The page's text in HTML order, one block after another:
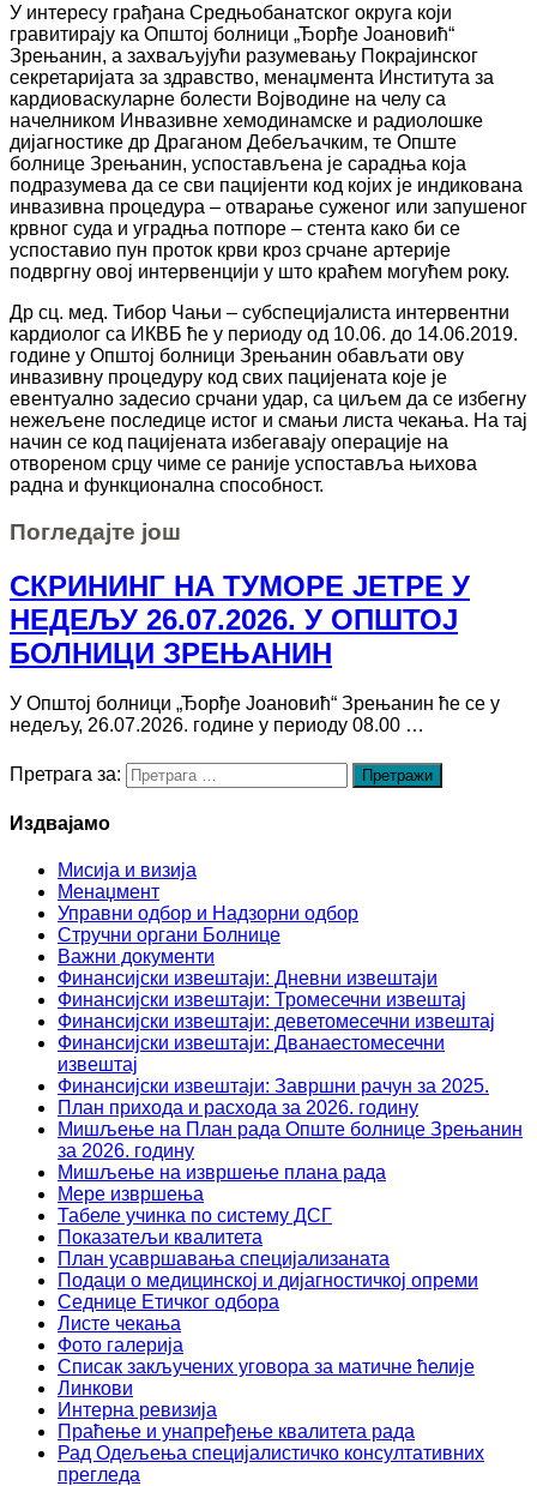
У интересу грађана Средњобанатског округа који
гравитирају ка Општoј болници „Ђорђе Јоановић“
Зрењанин, а захваљујући разумевању Покрајинског
секретаријата за здравство, менаџмента Института за
кардиоваскуларне болести Војводине на челу са
начелником Инвазивне хемодинамске и радиолошке
дијагностике др Драганом Дебељачким, те Опште
болнице Зрењанин, успостављена је сарадња која
подразумева да се сви пацијенти код којих је индикована
инвазивна процедура – отварање суженог или запушеног
крвног суда и уградња потпоре – стента како би се
успоставио пун проток крви кроз срчане артерије
подвргну овој интервенцији у што краћем могућем року.
Др сц. мед. Тибор Чањи – субспецијалиста интервентни
кардиолог са ИКВБ ће у периоду од 10.06. до 14.06.2019.
године у Општој болници Зрењанин обављати ову
инвазивну процедуру код свих пацијената које је
евентуално задесио срчани удар, са циљем да се избегну
нежељене последице истог и смањи листа чекања. На тај
начин се код пацијената избегавају операције на
отвореном срцу чиме се раније успоставља њихова
радна и функционална способност.
Погледајте још
СКРИНИНГ НА ТУМОРЕ ЈЕТРЕ У
НЕДЕЉУ 26.07.2026. У ОПШТОЈ
БОЛНИЦИ ЗРЕЊАНИН
У Општој болници „Ђорђе Јоановић“ Зрењанин ће се у
недељу, 26.07.2026. године у периоду 08.00 …
Претрага за:
Издвајамо
Мисија и визија
Менаџмент
Управни одбор и Надзорни одбор
Стручни органи Болнице
Важни документи
Финансијски извештаји: Дневни извештаји
Финансијски извештаји: Тромесечни извештај
Финансијски извештаји: деветомесечни извештај
Финансијски извештаји: Дванаестомесечни
извештај
Финансијски извештаји: Завршни рачун за 2025.
План прихода и расхода за 2026. годину
Мишљење на План рада Опште болнице Зрењанин
за 2026. годину
Мишљење на извршење плана рада
Мере извршења
Табеле учинка по систему ДСГ
Показатељи квалитета
План усавршавања специјализаната
Подаци о медицинској и дијагностичкој опреми
Седнице Етичког одбора
Листе чекања
Фото галерија
Списак закључених уговора за матичне ћелије
Линкови
Интерна ревизија
Праћење и унапређење квалитета рада
Рад Одељења специјалистичко консултативних
прегледа